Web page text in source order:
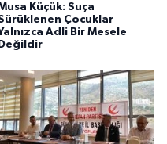
Küçük: Suça
Çocuklar
Adli Bir Mesele
Değildir